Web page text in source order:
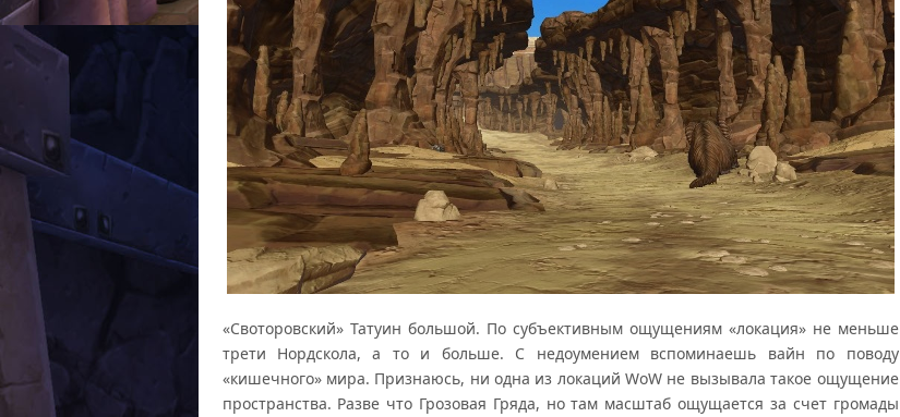
«Своторовский» Татуин большой. По субъективным ощущениям «локация» не меньше
трети Нордскола, а то и больше. С недоумением вспоминаешь вайн по поводу
«кишечного» мира. Признаюсь, ни одна из локаций WoW не вызывала такое ощущение
пространства. Разве что Грозовая Гряда, но там масштаб ощущается за счет громады